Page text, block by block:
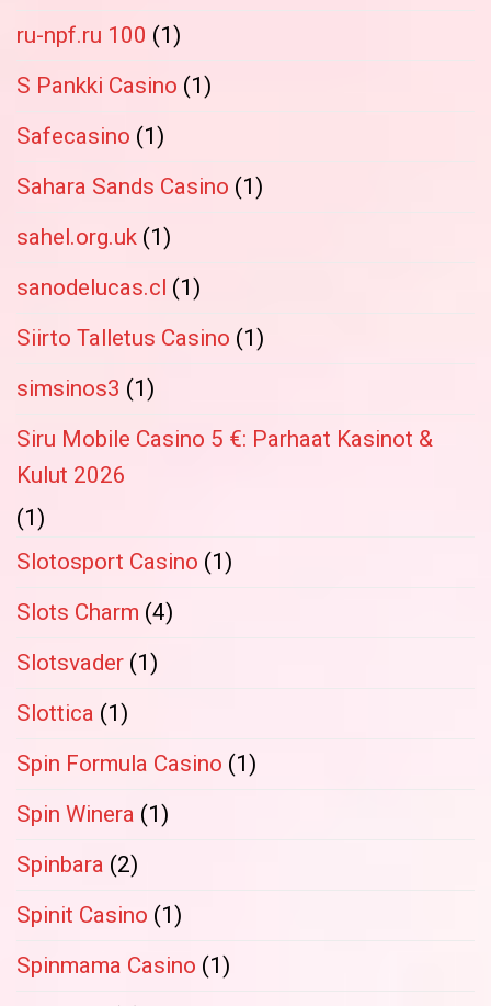
ru-npf.ru 100 (1)
S Pankki Casino (1)
Safecasino (1)
Sahara Sands Casino (1)
sahel.org.uk (1)
sanodelucas.cl (1)
Siirto Talletus Casino (1)
simsinos3 (1)
Siru Mobile Casino 5 €: Parhaat Kasinot &
Kulut 2026
(1)
Slotosport Casino (1)
Slots Charm (4)
Slotsvader (1)
Slottica (1)
Spin Formula Casino (1)
Spin Winera (1)
Spinbara (2)
Spinit Casino (1)
Spinmama Casino (1)